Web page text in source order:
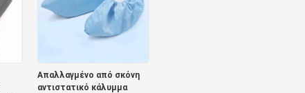
Απαλλαγμένο από σκόνη
αντιστατικό κάλυμμα